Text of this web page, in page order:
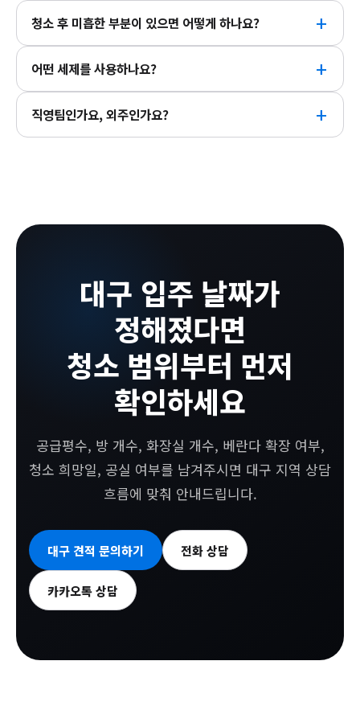
청소 후 미흡한 부분이 있으면 어떻게 하나요?
어떤 세제를 사용하나요?
직영팀인가요, 외주인가요?
대구 입주 날짜가
정해졌다면
청소 범위부터 먼저
확인하세요
공급평수, 방 개수, 화장실 개수, 베란다 확장 여부,
청소 희망일, 공실 여부를 남겨주시면 대구 지역 상담
흐름에 맞춰 안내드립니다.
대구 견적 문의하기 전화 상담
카카오톡 상담